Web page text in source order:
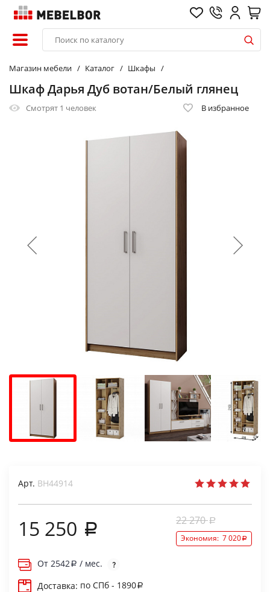
Магазин мебели Каталог Шкафы
Шкаф Дарья Дуб вотан/Белый глянец
Смотрят 1 человек В избранное
Арт. ВН44914
15 250 22 270
Экономия: 7 020
От 2542
/ мес.
Доставка: по СПб - 1890